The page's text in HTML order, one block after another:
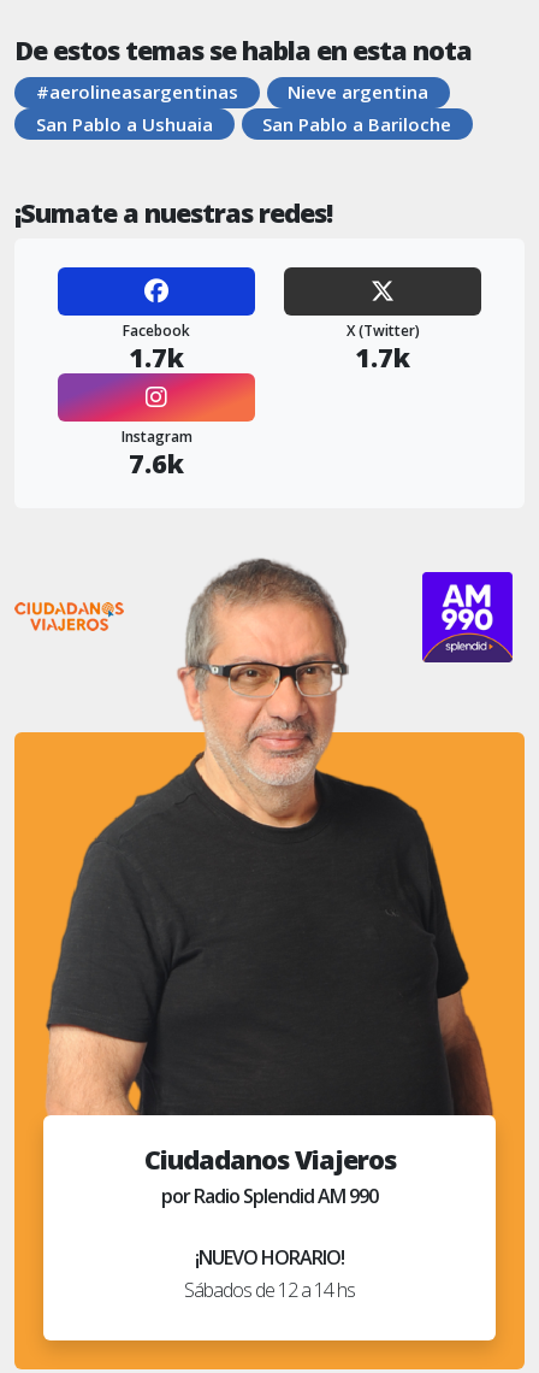
De estos temas se habla en esta nota
#aerolineasargentinas
Nieve argentina
San Pablo a Ushuaia
San Pablo a Bariloche
¡Sumate a nuestras redes!
Facebook
1.7k
X (Twitter)
1.7k
Instagram
7.6k
Ciudadanos Viajeros
por Radio Splendid AM 990
¡NUEVO HORARIO!
Sábados de 12 a 14 hs